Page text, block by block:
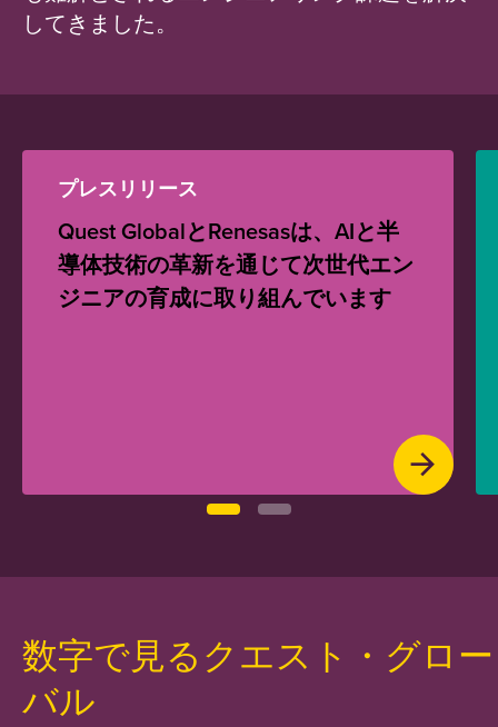
してきました。
プレスリリース
Quest GlobalとRenesasは、AIと半
導体技術の革新を通じて次世代エン
ジニアの育成に取り組んでいます
数字で見るクエスト・グロー
バル